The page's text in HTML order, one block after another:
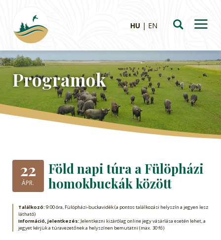
HU EN
Programok
22
ÁPR.
Föld napi túra a Fülöpházi
homokbuckák között
Találkozó: 9:00 óra, Fülöpházi-buckavidék (a pontos találkozási helyszín a jegyen lesz
látható)
Információ, jelentkezés: Jelentkezni kizárólag online jegy vásárlása esetén lehet, a
jegyet kérjük a túravezetőnek a helyszínen bemutatni (max. 30 fő)